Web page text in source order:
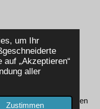
um Ihr
„Akzeptieren“
aller
Zustimmen
i nach Stoffwechseltypen